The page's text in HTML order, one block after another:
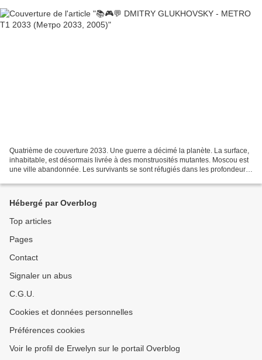
Quatrième de couverture 2033. Une guerre a décimé la planète. La surface,
inhabitable, est désormais livrée à des monstruosités mutantes. Moscou est
une ville abandonnée. Les survivants se sont réfugiés dans les profondeurs
Hébergé par Overblog
Top articles
Pages
Contact
Signaler un abus
C.G.U.
Cookies et données personnelles
Préférences cookies
Voir le profil de Erwelyn sur le portail Overblog